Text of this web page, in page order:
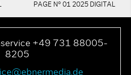
PAGE N° 01 2025 DIGITAL
+49 731 88005-
8205